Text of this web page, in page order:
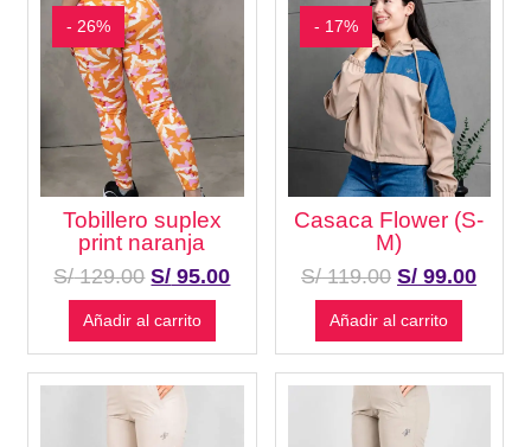
- 26%
Tobillero suplex
print naranja
S/129.00 S/ 95.00
Añadir al carrito
- 17%
Casaca Flower (S-
M)
S/119.00 S/ 99.00
Añadir al carrito